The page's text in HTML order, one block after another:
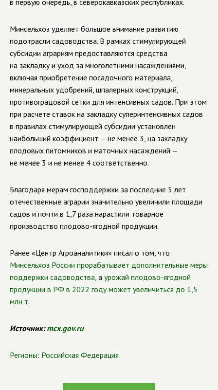
в первую очередь, в северокавказских республиках.
Минсельхоз уделяет большое внимание развитию
подотрасли садоводства. В рамках стимулирующей
субсидии аграриям предоставляются средства
на закладку и уход за многолетними насаждениями,
включая приобретение посадочного материала,
минеральных удобрений, шпалерных конструкций,
противоградовой сетки для интенсивных садов. При этом
при расчете ставок на закладку суперинтенсивных садов
в правилах стимулирующей субсидии установлен
наибольший коэффициент — не менее 3, на закладку
плодовых питомников и маточных насаждений —
не менее 3 и не менее 4 соответственно.
Благодаря мерам господдержки за последние 5 лет
отечественные аграрии значительно увеличили площади
садов и почти в 1,7 раза нарастили товарное
производство плодово-ягодной продукции.
Ранее «Центр Агроаналитики» писал о том, что
Минсельхоз России прорабатывает дополнительные меры
поддержки садоводства, а урожай плодово-ягодной
продукции в РФ в 2022 году может увеличиться до 1,5
млн т.
Источник:mcx.gov.ru
Регионы: Российская Федерация